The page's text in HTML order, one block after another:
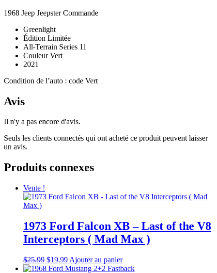
1968 Jeep Jeepster Commande
Greenlight
Édition Limitée
All-Terrain Series 11
Couleur Vert
2021
Condition de l’auto : code Vert
Avis
Il n'y a pas encore d'avis.
Seuls les clients connectés qui ont acheté ce produit peuvent laisser
un avis.
Produits connexes
Vente !
1973 Ford Falcon XB – Last of the V8
Interceptors ( Mad Max )
$25.99 Le
prix
$19.99Le
prix
Ajouter au panier